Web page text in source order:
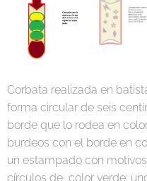
Corbata realizada en
forma circular de seis
borde que lo rodea en
burdeos con el borde en
un estampado con
círculos de color verde;